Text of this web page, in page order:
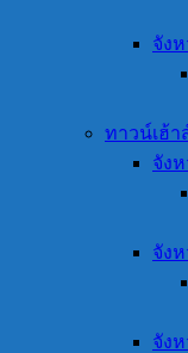
จัง
ทาวน์เฮ้า
จัง
จัง
จัง